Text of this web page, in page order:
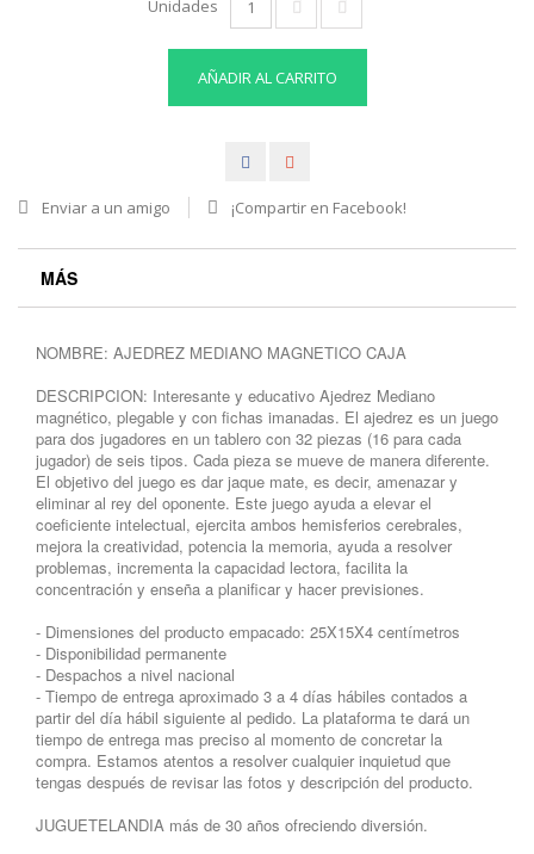
Unidades
AÑADIR AL CARRITO
Enviar a un amigo ¡Compartir en Facebook!
MÁS
NOMBRE: AJEDREZ MEDIANO MAGNETICO CAJA
DESCRIPCION: Interesante y educativo Ajedrez Mediano
magnético, plegable y con fichas imanadas. El ajedrez es un juego
para dos jugadores en un tablero con 32 piezas (16 para cada
jugador) de seis tipos. Cada pieza se mueve de manera diferente.
El objetivo del juego es dar jaque mate, es decir, amenazar y
eliminar al rey del oponente. Este juego ayuda a elevar el
coeficiente intelectual, ejercita ambos hemisferios cerebrales,
mejora la creatividad, potencia la memoria, ayuda a resolver
problemas, incrementa la capacidad lectora, facilita la
concentración y enseña a planificar y hacer previsiones.
- Dimensiones del producto empacado: 25X15X4 centímetros
- Disponibilidad permanente
- Despachos a nivel nacional
- Tiempo de entrega aproximado 3 a 4 días hábiles contados a
partir del día hábil siguiente al pedido. La plataforma te dará un
tiempo de entrega mas preciso al momento de concretar la
compra. Estamos atentos a resolver cualquier inquietud que
tengas después de revisar las fotos y descripción del producto.
JUGUETELANDIA más de 30 años ofreciendo diversión.